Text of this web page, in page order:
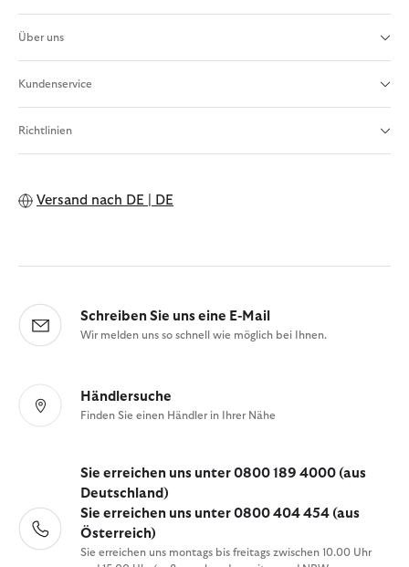
Über uns
Kundenservice
Richtlinien
Versand nach DE | DE
Schreiben Sie uns eine E-Mail
Wir melden uns so schnell wie möglich bei Ihnen.
Händlersuche
Finden Sie einen Händler in Ihrer Nähe
Sie erreichen uns unter 0800 189 4000 (aus
Deutschland)
Sie erreichen uns unter 0800 404 454 (aus
Österreich)
Sie erreichen uns montags bis freitags zwischen 10.00 Uhr